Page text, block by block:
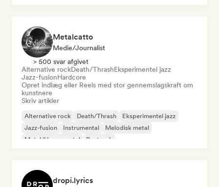
Metalcatto
Medie/journalist
> 500 svar afgivet
Alternative rockDeath/ThrashEksperimentel jazz
Jazz-fusionHardcore
Opret indlæg eller Reels med stor gennemslagskraft om
kunstnere
Skriv artikler
Alternative rock Death/Thrash
Eksperimentel jazz
Jazz-fusion
Instrumental
Melodisk metal
Metal/Heavy metal
Postrock
dropi.lyrics